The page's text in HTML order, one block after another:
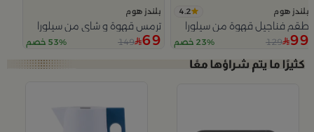
بلندز هوم 4.2
طقم فناجيل قهوة من سيلورا
99
129 23% خصم
بلندز هوم
ترمس قهوة و شاي من سيلورا
69
149 53% خصم
Slide 1 of 3